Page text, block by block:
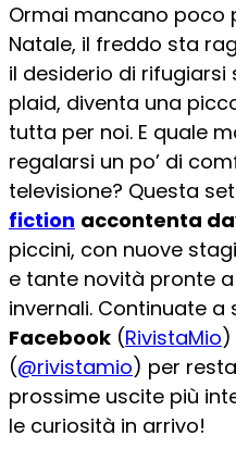
Ormai mancano poco
Natale, il freddo sta
il desiderio di rifugiarsi
plaid, diventa una
tutta per noi. E quale
regalarsi un po’ di
televisione? Questa
fiction accontenta
piccini, con nuove
e tante novità pronte
invernali. Continuate a
Facebook (RivistaMio)
(@rivistamio) per
prossime uscite più
le curiosità in arrivo!